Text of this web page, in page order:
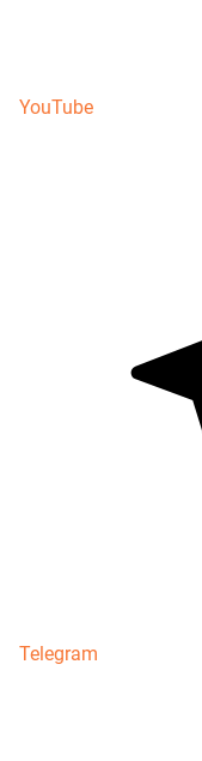
YouTube
Telegram